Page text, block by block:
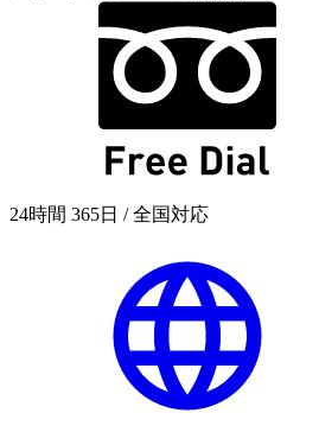
24時間 365日 / 全国対応